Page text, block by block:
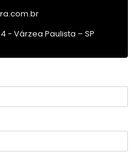
- Várzea Paulista – SP